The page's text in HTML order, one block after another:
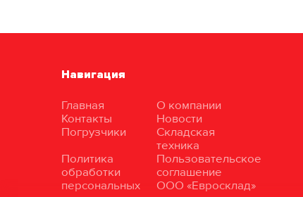
Навигация
Главная
О компании
Контакты
Новости
Погрузчики
Складская
техника
Политика
обработки
персональных
Пользовательское
соглашение
ООО «Евросклад»